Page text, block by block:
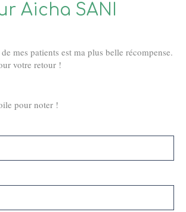
Aicha SANI
mes patients est ma plus belle récompense.
votre retour !
pour noter !